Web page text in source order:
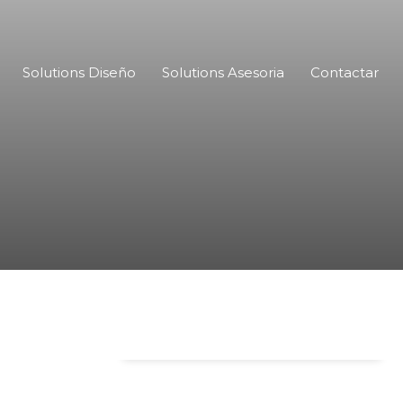
Solutions Diseño Solutions Asesoria Contactar